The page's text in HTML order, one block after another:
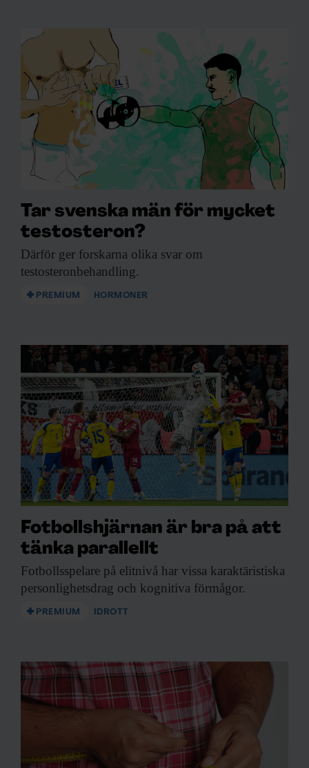
Tar svenska män för mycket
testosteron?
Därför ger forskarna olika svar om
testosteronbehandling.
PREMIUM HORMONER
Fotbollshjärnan är bra på att
tänka parallellt
Fotbollsspelare på elitnivå har vissa karaktäristiska
personlighetsdrag och kognitiva förmågor.
PREMIUM IDROTT